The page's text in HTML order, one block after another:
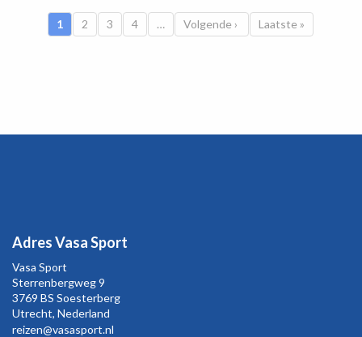
Paginatie
Huidige pagina
1 Pagina
2 Pagina
3 Pagina
4 … Volgende pagina
Volgende › Laatste pagina
Laatste »
Adres Vasa Sport
Vasa Sport
Sterrenbergweg9
3769 BS Soesterberg
Utrecht, Nederland
reizen@vasasport.nl